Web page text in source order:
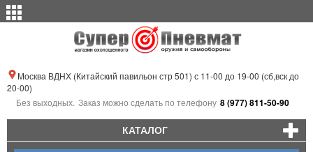
Москва ВДНХ (Китайский павильон стр 501) с 11-00 до 19-00 (сб,вск до
20-00)
Без выходных. Заказ можно сделать по телефону 8 (977) 811-50-90
КАТАЛОГ